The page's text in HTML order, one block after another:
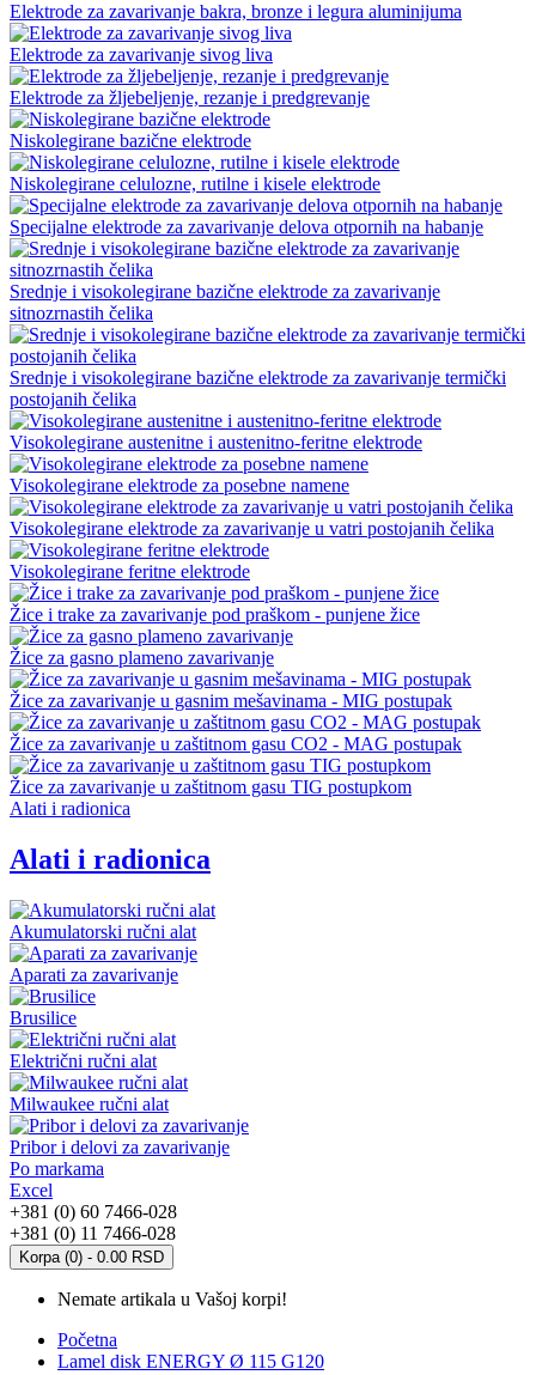
Elektrode za zavarivanje bakra, bronze i legura aluminijuma
Elektrode za zavarivanje sivog liva
Elektrode za žljebeljenje, rezanje i predgrevanje
Niskolegirane bazične elektrode
Niskolegirane celulozne, rutilne i kisele elektrode
Specijalne elektrode za zavarivanje delova otpornih na habanje
Srednje i visokolegirane bazične elektrode za zavarivanje
sitnozrnastih čelika
Srednje i visokolegirane bazične elektrode za zavarivanje termički
postojanih čelika
Visokolegirane austenitne i austenitno-feritne elektrode
Visokolegirane elektrode za posebne namene
Visokolegirane elektrode za zavarivanje u vatri postojanih čelika
Visokolegirane feritne elektrode
Žice i trake za zavarivanje pod praškom - punjene žice
Žice za gasno plameno zavarivanje
Žice za zavarivanje u gasnim mešavinama - MIG postupak
Žice za zavarivanje u zaštitnom gasu CO2 - MAG postupak
Žice za zavarivanje u zaštitnom gasu TIG postupkom
Alati i radionica
Alati i radionica
Akumulatorski ručni alat
Aparati za zavarivanje
Brusilice
Električni ručni alat
Milwaukee ručni alat
Pribor i delovi za zavarivanje
Po markama
Excel
+381 (0) 60 7466-028
+381 (0) 11 7466-028
Korpa (0) - 0.00 RSD
Nemate artikala u Vašoj korpi!
Početna
Lamel disk ENERGY Ø 115 G120